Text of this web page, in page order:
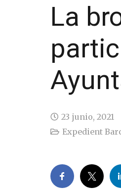
La
23 junio, 2021
Expedient